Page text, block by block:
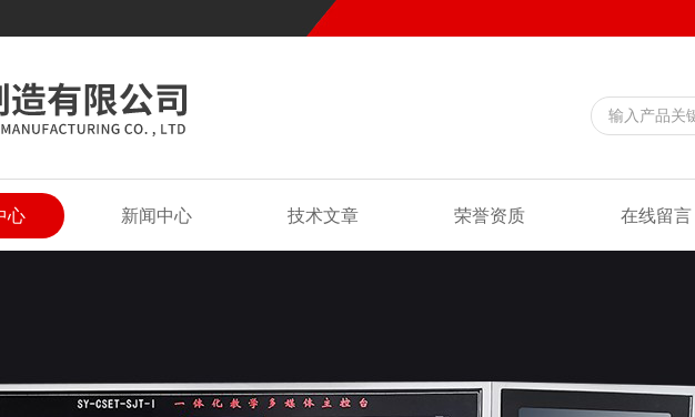
心 新闻中心 技术文章 荣誉资质 在线留言